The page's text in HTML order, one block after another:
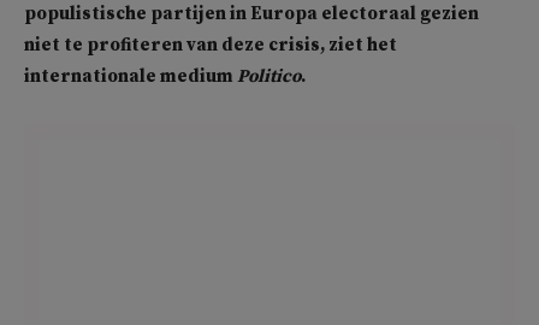
populistische partijen in Europa electoraal gezien
niet te profiteren van deze crisis, ziet het
internationale medium Politico.